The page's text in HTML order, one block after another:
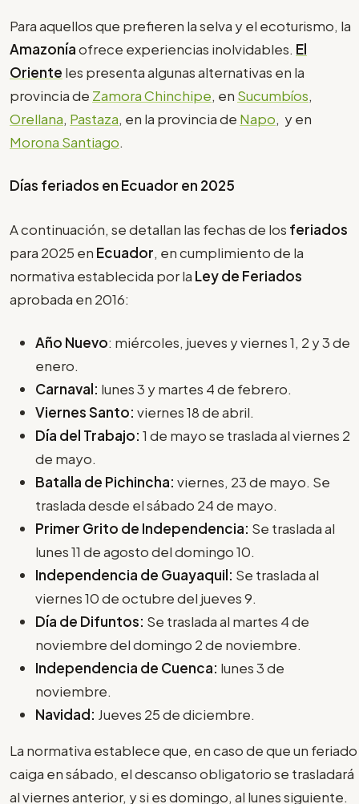
Para aquellos que prefieren la selva y el ecoturismo, la
Amazoníaofrece experiencias inolvidables. El
Oriente les presenta algunas alternativas en la
provincia de Zamora Chinchipe, en Sucumbíos,
Orellana, Pastaza, en la provincia de Napo, y en
Morona Santiago.
Días feriados en Ecuador en 2025
A continuación, se detallan las fechas de los feriados
para 2025 en Ecuador, en cumplimiento de la
normativa establecida por la Ley de Feriados
aprobada en 2016:
Año Nuevo: miércoles, jueves y viernes 1, 2 y 3 de
enero.
Carnaval: lunes 3 y martes 4 de febrero.
Viernes Santo: viernes 18 de abril.
Día del Trabajo: 1 de mayo se traslada al viernes 2
de mayo.
Batalla de Pichincha: viernes, 23 de mayo. Se
traslada desde el sábado 24 de mayo.
Primer Grito de Independencia: Se traslada al
lunes 11 de agosto del domingo 10.
Independencia de Guayaquil: Se traslada al
viernes 10 de octubre del jueves 9.
Día de Difuntos: Se traslada al martes 4 de
noviembre del domingo 2 de noviembre.
Independencia de Cuenca: lunes 3 de
noviembre.
Navidad: Jueves 25 de diciembre.
La normativa establece que, en caso de que un feriado
caiga en sábado, el descanso obligatorio se trasladará
al viernes anterior, y si es domingo, al lunes siguiente.